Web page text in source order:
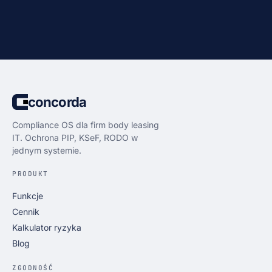
concorda
Compliance OS dla firm body leasing
IT. Ochrona PIP, KSeF, RODO w
jednym systemie.
PRODUKT
Funkcje
Cennik
Kalkulator ryzyka
Blog
ZGODNOŚĆ